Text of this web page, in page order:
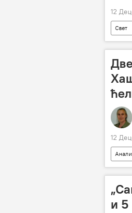
12
Свет
12
и 5